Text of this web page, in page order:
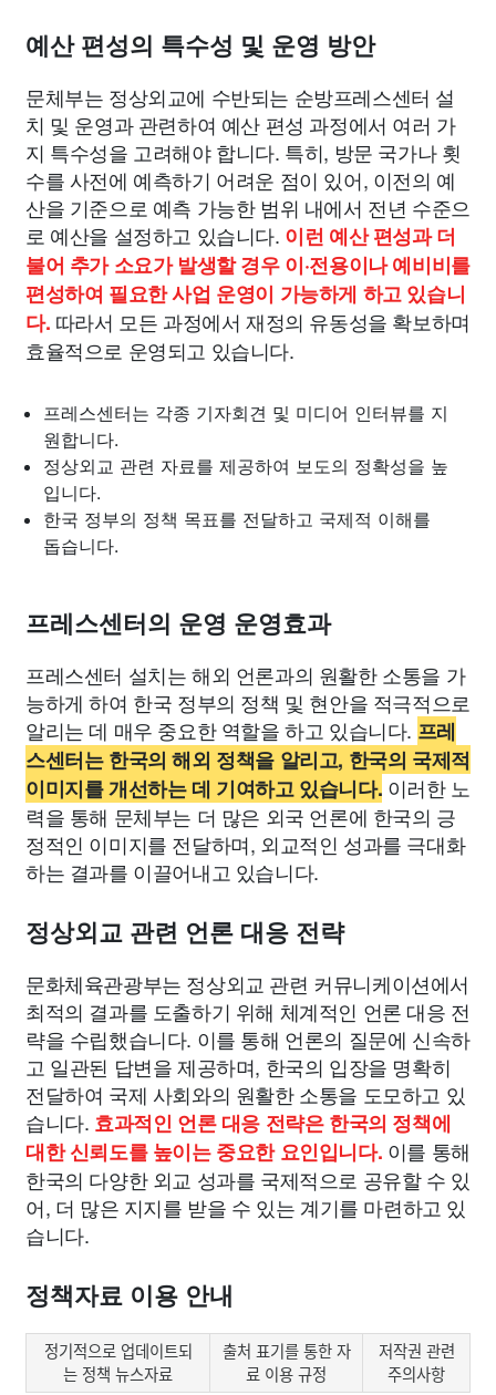
예산 편성의 특수성 및 운영 방안
문체부는 정상외교에 수반되는 순방프레스센터 설
치 및 운영과 관련하여 예산 편성 과정에서 여러 가
지 특수성을 고려해야 합니다. 특히, 방문 국가나 횟
수를 사전에 예측하기 어려운 점이 있어, 이전의 예
산을 기준으로 예측 가능한 범위 내에서 전년 수준으
로 예산을 설정하고 있습니다. 이런 예산 편성과 더
불어 추가 소요가 발생할 경우 이·전용이나 예비비를
편성하여 필요한 사업 운영이 가능하게 하고 있습니
다. 따라서 모든 과정에서 재정의 유동성을 확보하며
효율적으로 운영되고 있습니다.
프레스센터는 각종 기자회견 및 미디어 인터뷰를 지
원합니다.
정상외교 관련 자료를 제공하여 보도의 정확성을 높
입니다.
한국 정부의 정책 목표를 전달하고 국제적 이해를
돕습니다.
프레스센터의 운영 운영효과
프레스센터 설치는 해외 언론과의 원활한 소통을 가
능하게 하여 한국 정부의 정책 및 현안을 적극적으로
알리는 데 매우 중요한 역할을 하고 있습니다. 프레
스센터는 한국의 해외 정책을 알리고, 한국의 국제적
이미지를 개선하는 데 기여하고 있습니다. 이러한 노
력을 통해 문체부는 더 많은 외국 언론에 한국의 긍
정적인 이미지를 전달하며, 외교적인 성과를 극대화
하는 결과를 이끌어내고 있습니다.
정상외교 관련 언론 대응 전략
문화체육관광부는 정상외교 관련 커뮤니케이션에서
최적의 결과를 도출하기 위해 체계적인 언론 대응 전
략을 수립했습니다. 이를 통해 언론의 질문에 신속하
고 일관된 답변을 제공하며, 한국의 입장을 명확히
전달하여 국제 사회와의 원활한 소통을 도모하고 있
습니다. 효과적인 언론 대응 전략은 한국의 정책에
대한 신뢰도를 높이는 중요한 요인입니다. 이를 통해
한국의 다양한 외교 성과를 국제적으로 공유할 수 있
어, 더 많은 지지를 받을 수 있는 계기를 마련하고 있
습니다.
정책자료 이용 안내
정기적으로 업데이트되
는 정책 뉴스자료
출처 표기를 통한 자
료 이용 규정
저작권 관련
주의사항